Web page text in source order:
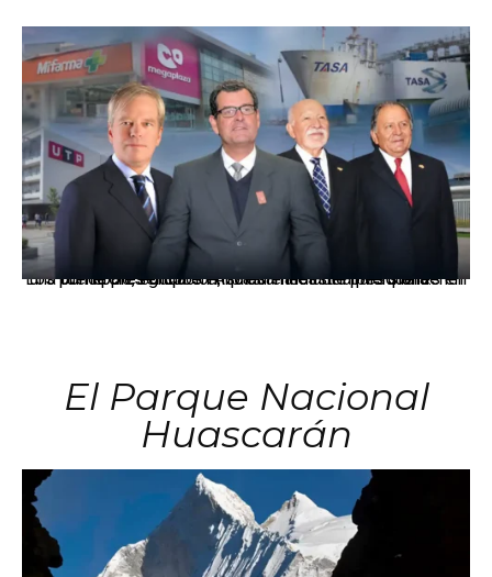
Los principales grupos empresariales del país mantienen una fuerte presencia en Áncash mediante inversiones en comercio, educación, salud e industria pesquera.
El Parque Nacional
Huascarán